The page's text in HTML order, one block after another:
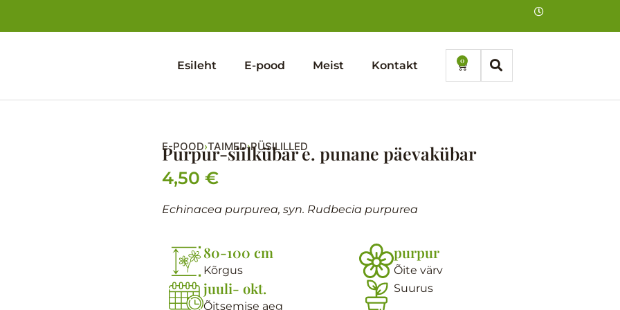
Esileht E-pood Meist Kontakt 0
Cart
E-POOD›TAIMED›PÜSILILLED
Purpur-siilkübar e. punane päevakübar
4,50 €
Echinacea purpurea, syn. Rudbecia purpurea
80-100 cm
Kõrgus
juuli- okt.
Õitsemise aeg
purpur
Õite värv
Suurus